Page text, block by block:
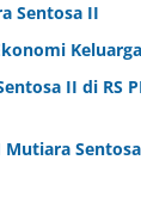
Sentosa II
Keluarga
II di RS
Mutiara